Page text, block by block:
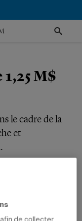
M$
le cadre de la
et